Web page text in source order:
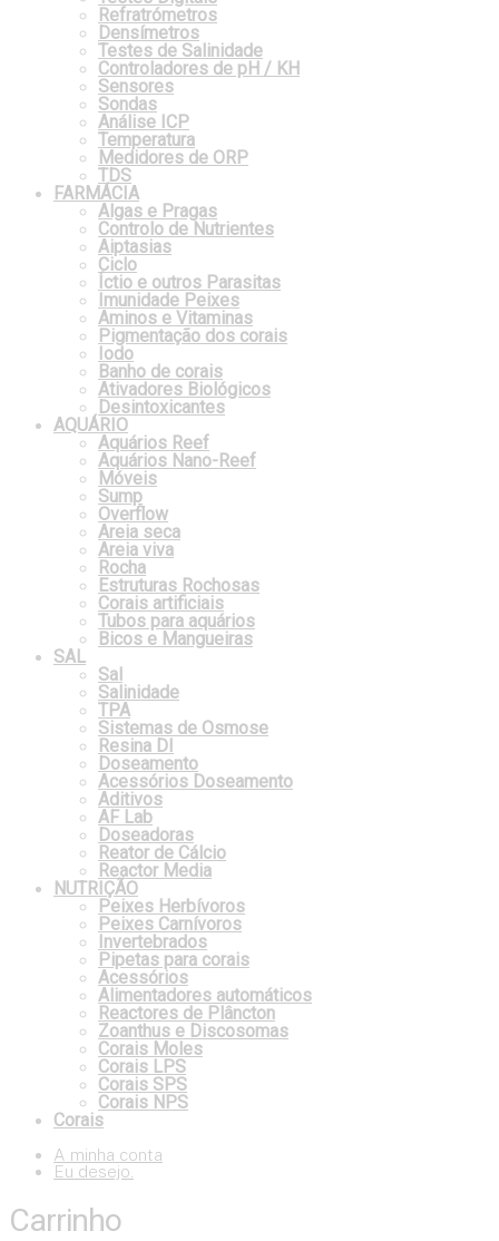
Refratrómetros
Densímetros
Testes de Salinidade
Controladores de pH / KH
Sensores
Sondas
Análise ICP
Temperatura
Medidores de ORP
TDS
FARMÁCIA
Algas e Pragas
Controlo de Nutrientes
Aiptasias
Ciclo
Íctio e outros Parasitas
Imunidade Peixes
Aminos e Vitaminas
Pigmentação dos corais
Iodo
Banho de corais
Ativadores Biológicos
Desintoxicantes
AQUÁRIO
Aquários Reef
Aquários Nano-Reef
Móveis
Sump
Overflow
Areia seca
Areia viva
Rocha
Estruturas Rochosas
Corais artificiais
Tubos para aquários
Bicos e Mangueiras
SAL
Sal
Salinidade
TPA
Sistemas de Osmose
Resina DI
Doseamento
Acessórios Doseamento
Aditivos
AF Lab
Doseadoras
Reator de Cálcio
Reactor Media
NUTRIÇÃO
Peixes Herbívoros
Peixes Carnívoros
Invertebrados
Pipetas para corais
Acessórios
Alimentadores automáticos
Reactores de Plâncton
Zoanthus e Discosomas
Corais Moles
Corais LPS
Corais SPS
Corais NPS
Corais
A minha conta
Eu desejo.
Carrinho